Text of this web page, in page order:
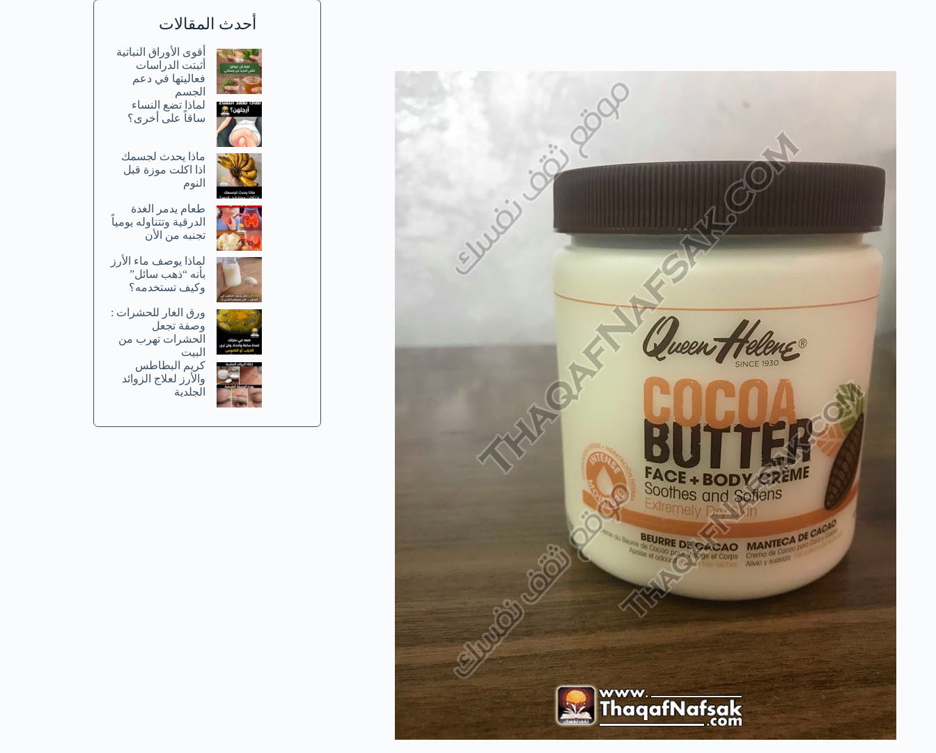
أحدث المقالات
أقوى الأوراق النباتية
أثبتت الدراسات
فعاليتها في دعم
الجسم
لماذا تضع النساء
ساقاً على أخرى؟
ماذا يحدث لجسمك
اذا اكلت موزة قبل
النوم
طعام يدمر الغدة
الدرقية وتتناوله يومياً
تجنبه من الأن
لماذا يوصف ماء الأرز
بأنه “ذهب سائل”
وكيف تستخدمه؟
ورق الغار للحشرات :
وصفة تجعل
الحشرات تهرب من
البيت
كريم البطاطس
والأرز لعلاج الزوائد
الجلدية